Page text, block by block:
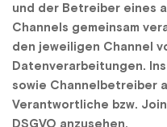
und der Betreiber eines
Channels gemeinsam
den jeweiligen Channel
Datenverarbeitungen.
sowie Channelbetreiber
Verantwortliche bzw.
DSGVO anzusehen.